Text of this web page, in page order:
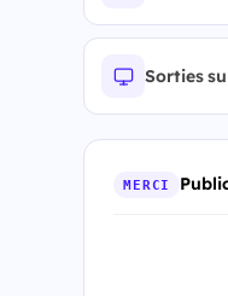
Sorties
MERCI